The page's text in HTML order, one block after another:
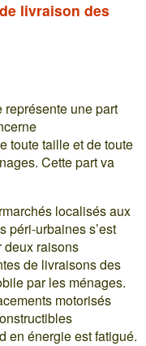
livraison des
une part
toute taille et de toute
Cette part va
localisés aux
péri-urbaines s’est
deux raisons
de livraisons des
par les ménages.
motorisés
en énergie est fatigué.